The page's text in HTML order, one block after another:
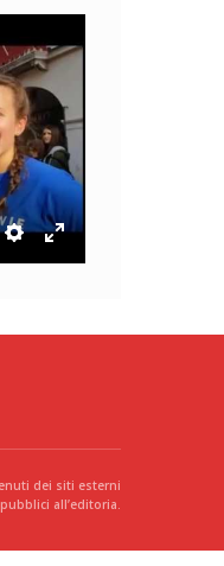
dei siti esterni
all’editoria.